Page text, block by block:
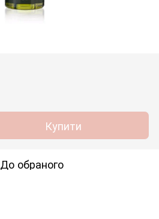
Купити
До обраного